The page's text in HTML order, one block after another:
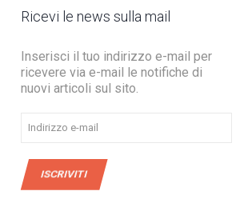
Ricevi le news sulla mail
Inserisci il tuo indirizzo e-mail per
ricevere via e-mail le notifiche di
nuovi articoli sul sito.
Indirizzo
e-
ISCRIVITI